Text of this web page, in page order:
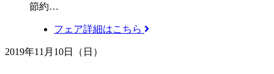
節約…
フェア詳細はこちら
2019年11月10日（日）